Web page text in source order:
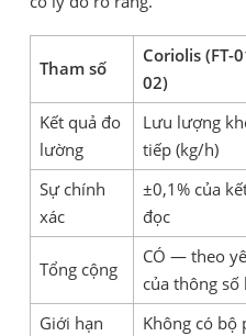
Tham số
Coriolis (FT-
02)
Kết quả đo
lường
Lưu lượng
tiếp (kg/h)
Sự chính
xác
±0,1% của
đọc
Tổng cộng
CÓ — theo
của thông
Giới hạn
Không có bộ